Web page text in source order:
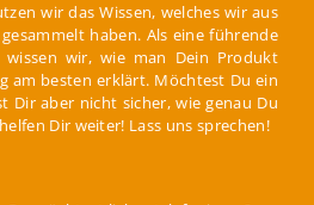
wir das Wissen, welches wir aus
haben. Als eine führende
wissen wir, wie man Dein Produkt
am besten erklärt. Möchtest Du ein
Dir aber nicht sicher, wie genau Du
Dir weiter! Lass uns sprechen!